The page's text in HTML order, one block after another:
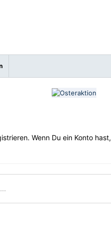
Wenn Du ein Konto hast,